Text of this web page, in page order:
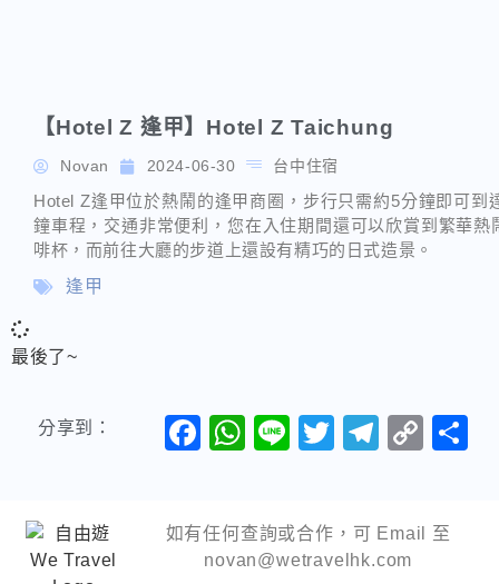
【Hotel Z 逢甲】Hotel Z Taichung
Novan 2024-06-30 台中住宿
Hotel Z逢甲位於熱鬧的逢甲商圈，步行只需約5分鐘即可
鐘車程，交通非常便利，您在入住期間還可以欣賞到繁華
啡杯，而前往大廳的步道上還設有精巧的日式造景。
逢甲
最後了~
分享到： Facebook
WhatsApp
LineTwitter
如有任何查詢或合作，可 Email 至
novan@wetravelhk.com